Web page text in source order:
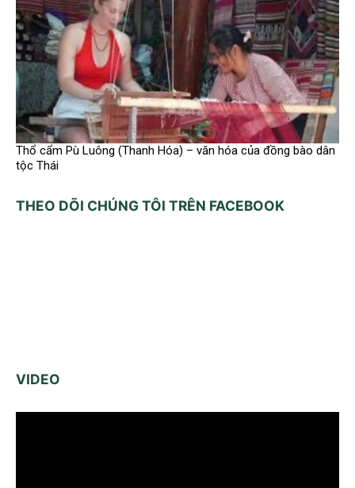
Thổ cẩm Pù Luông (Thanh Hóa) – văn hóa của đồng bào dân
tộc Thái
THEO DÕI CHÚNG TÔI TRÊN FACEBOOK
VIDEO